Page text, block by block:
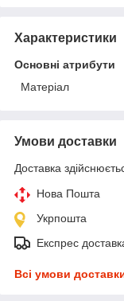
Характеристики
Основні атрибути
Матеріал
Умови доставки
Доставка
Нова Пошта
Укрпошта
Експрес
Всі умови